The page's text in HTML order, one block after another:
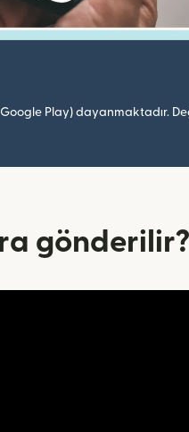
Play) dayanmaktadır.
gönderilir?